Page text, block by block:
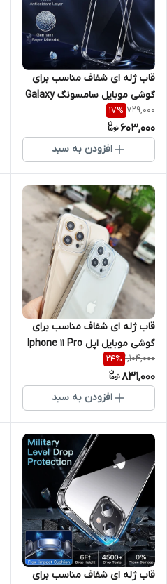
قاب ژله ای شفاف مناسب برای
گوشی موبایل سامسونگ Galaxy
A13 4G / A32 5G / M32 5G
729,000
17%
603,000
افزودن به سبد
قاب ژله ای شفاف مناسب برای
گوشی موبایل اپل Iphone 11 Pro
1,104,000
24%
831,000
افزودن به سبد
قاب ژله ای شفاف مناسب برای